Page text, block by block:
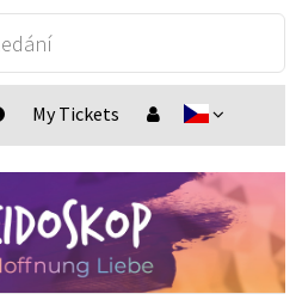
My Tickets